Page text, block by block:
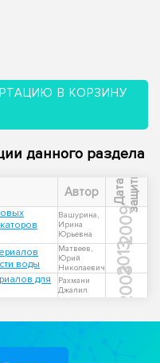
В КОРЗИНУ
данного раздела
Автор Д
а
т
а
з
а
щ
и
т ы
Вашурина,
Ирина
Юрьевна
2009
воды
Матвеев,
Юрий
Николаевич
2013
для
Рахмани
Джалил
2003